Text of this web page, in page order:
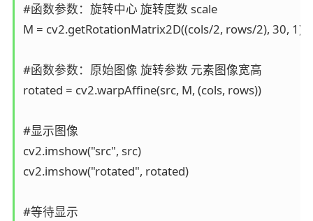
#函数参数：旋转中心 旋转度数 scale
M = cv2.getRotationMatrix2D((cols/2, rows/2), 30, 1)
#函数参数：原始图像 旋转参数 元素图像宽高
rotated = cv2.warpAffine(src, M, (cols, rows))
#显示图像
cv2.imshow("src", src)
cv2.imshow("rotated", rotated)
#等待显示